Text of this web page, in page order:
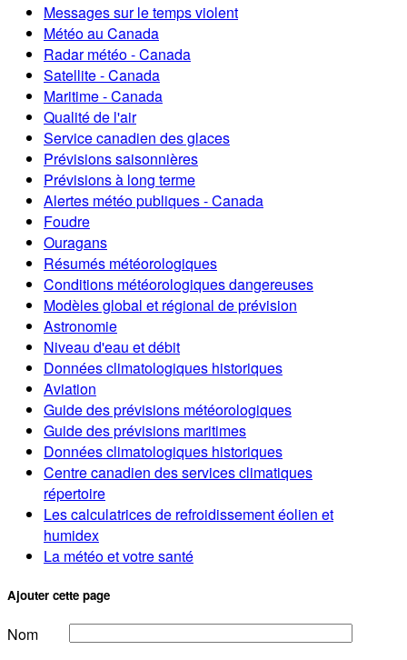
Messages sur le temps violent
Météo au Canada
Radar météo - Canada
Satellite - Canada
Maritime - Canada
Qualité de l'air
Service canadien des glaces
Prévisions saisonnières
Prévisions à long terme
Alertes météo publiques - Canada
Foudre
Ouragans
Résumés météorologiques
Conditions météorologiques dangereuses
Modèles global et régional de prévision
Astronomie
Niveau d'eau et débit
Données climatologiques historiques
Aviation
Guide des prévisions météorologiques
Guide des prévisions maritimes
Données climatologiques historiques
Centre canadien des services climatiques
répertoire
Les calculatrices de refroidissement éolien et
humidex
La météo et votre santé
Ajouter cette page
Nom